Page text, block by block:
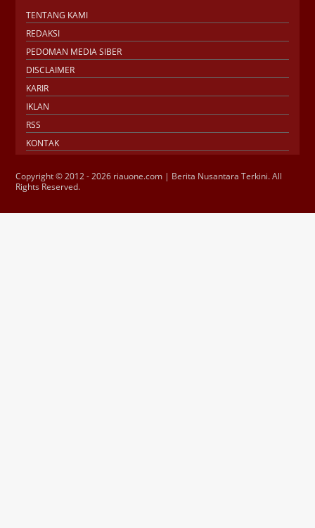
TENTANG KAMI
REDAKSI
PEDOMAN MEDIA SIBER
DISCLAIMER
KARIR
IKLAN
RSS
KONTAK
Copyright © 2012 - 2026 riauone.com | Berita Nusantara Terkini. All
Rights Reserved.